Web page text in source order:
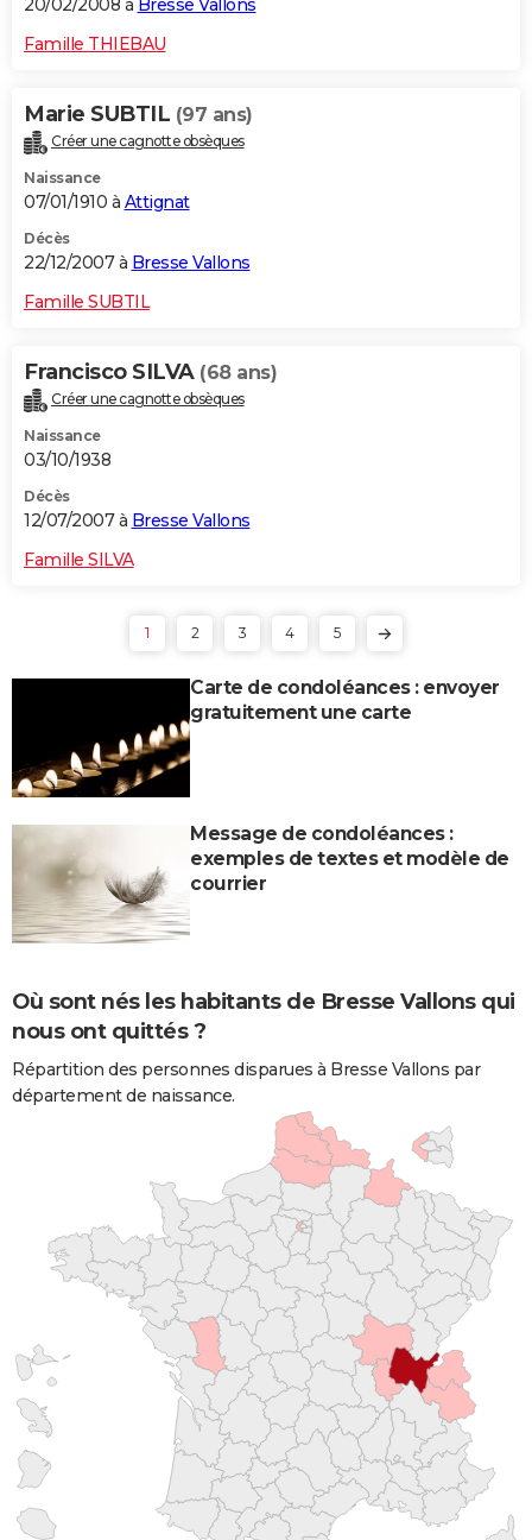
20/02/2008 à Bresse Vallons
Famille THIEBAU
Marie SUBTIL (97 ans)
Créer une cagnotte obsèques
Naissance
07/01/1910 à Attignat
Décès
22/12/2007 à Bresse Vallons
Famille SUBTIL
Francisco SILVA (68 ans)
Créer une cagnotte obsèques
Naissance
03/10/1938
Décès
12/07/2007 à Bresse Vallons
Famille SILVA
1 2 3 4 5
Carte de condoléances : envoyer
gratuitement une carte
Message de condoléances :
exemples de textes et modèle de
courrier
Où sont nés les habitants de Bresse Vallons qui
nous ont quittés ?
Répartition des personnes disparues à Bresse Vallons par
département de naissance.